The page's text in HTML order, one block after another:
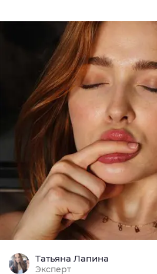
Татьяна Лапина
Эксперт